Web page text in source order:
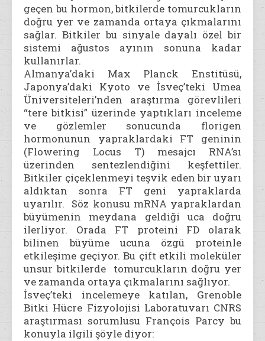
geçen bu hormon, bitkilerde tomurcukların
doğru yer ve zamanda ortaya çıkmalarını
sağlar. Bitkiler bu sinyale dayalı özel bir
sistemi ağustos ayının sonuna kadar
kullanırlar.
Almanya’daki Max Planck Enstitüsü,
Japonya’daki Kyoto ve İsveç’teki Umea
Üniversiteleri’nden araştırma görevlileri
“tere bitkisi” üzerinde yaptıkları inceleme
ve gözlemler sonucunda florigen
hormonunun yapraklardaki FT geninin
(Flowering Locus T) mesajcı RNA’sı
üzerinden sentezlendiğini keşfettiler.
Bitkiler çiçeklenmeyi teşvik eden bir uyarı
aldıktan sonra FT geni yapraklarda
uyarılır. Söz konusu mRNA yapraklardan
büyümenin meydana geldiği uca doğru
ilerliyor. Orada FT proteini FD olarak
bilinen büyüme ucuna özgü proteinle
etkileşime geçiyor. Bu çift etkili moleküler
unsur bitkilerde tomurcukların doğru yer
ve zamanda ortaya çıkmalarını sağlıyor.
İsveç’teki incelemeye katılan, Grenoble
Bitki Hücre Fizyolojisi Laboratuvarı CNRS
araştırması sorumlusu François Parcy bu
konuyla ilgili şöyle diyor: